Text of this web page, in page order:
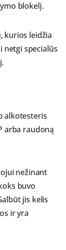
blokelį.
kurios leidžia
netgi specialūs
alkotesteris
arba raudoną
nežinant
buvo
jis kelis
ir yra